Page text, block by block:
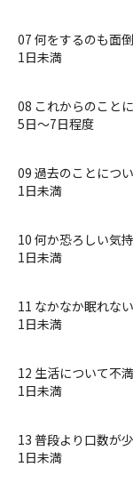
07 何をするのも面
1日未満
08 これからのこと
5日〜7日程度
09 過去のことにつ
1日未満
10 何か恐ろしい気
1日未満
11 なかなか眠れない
1日未満
12 生活について不
1日未満
13 普段より口数が
1日未満